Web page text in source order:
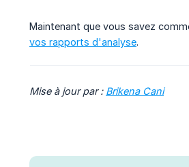
Maintenant que vous savez
vos rapports d'analyse.
Mise à jour par : Brikena Cani